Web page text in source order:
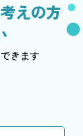
えの方
きます